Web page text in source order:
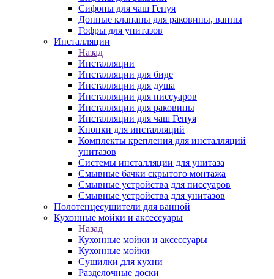
Сифоны для чаш Генуя
Донные клапаны для раковины, ванны
Гофры для унитазов
Инсталляции
Назад
Инсталляции
Инсталляции для биде
Инсталляции для душа
Инсталляции для писсуаров
Инсталляции для раковины
Инсталляции для чаш Генуя
Кнопки для инсталляций
Комплекты крепления для инсталляций
унитазов
Системы инсталляции для унитаза
Смывные бачки скрытого монтажа
Смывные устройства для писсуаров
Смывные устройства для унитазов
Полотенцесушители для ванной
Кухонные мойки и аксессуары
Назад
Кухонные мойки и аксессуары
Кухонные мойки
Сушилки для кухни
Разделочные доски